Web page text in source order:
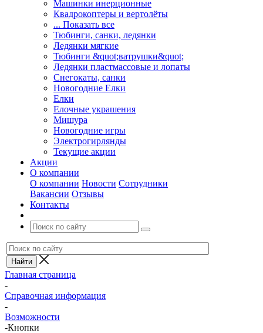
Машинки инерционные
Квадрокоптеры и вертолёты
... Показать все
Тюбинги, санки, ледянки
Ледянки мягкие
Тюбинги &quot;ватрушки&quot;
Ледянки пластмассовые и лопаты
Снегокаты, санки
Новогодние Елки
Елки
Елочные украшения
Мишура
Новогодние игры
Электрогирлянды
Текущие акции
Акции
О компании
О компании Новости Сотрудники
Вакансии Отзывы
Контакты
Главная страница
-
Справочная информация
-
Возможности
-Кнопки